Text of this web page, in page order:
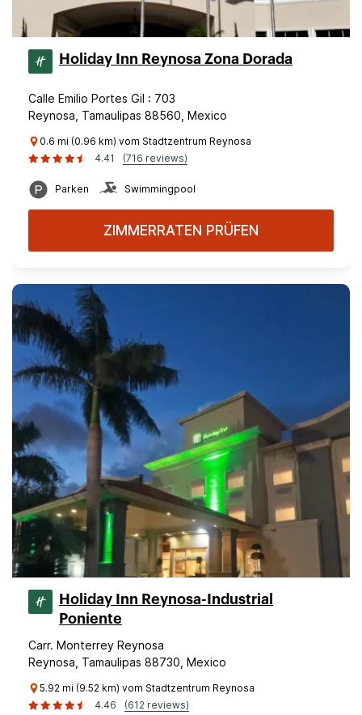
Holiday Inn Reynosa Zona Dorada
Calle Emilio Portes Gil : 703
Reynosa, Tamaulipas 88560, Mexico
0.6 mi (0.96 km) vom Stadtzentrum Reynosa
4.41
(716 reviews)
Parken Swimmingpool
ZIMMERRATEN PRÜFEN
Holiday Inn Reynosa-Industrial
Poniente
Carr. Monterrey Reynosa
Reynosa, Tamaulipas 88730, Mexico
5.92 mi (9.52 km) vom Stadtzentrum Reynosa
4.46
(612 reviews)